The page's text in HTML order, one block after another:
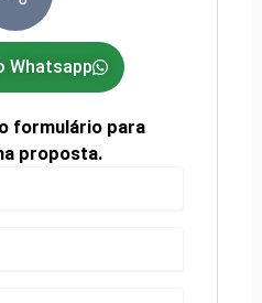
Whatsapp
formulário para
proposta.